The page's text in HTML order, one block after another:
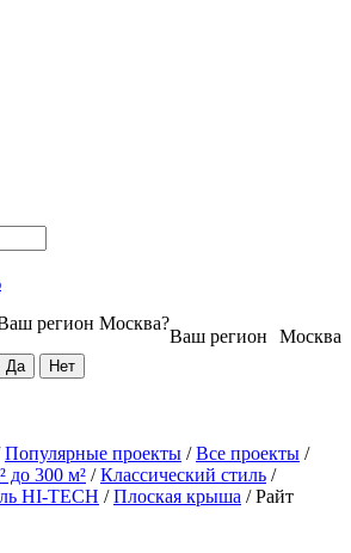
Москва
Ваш регион
регион Москва?
Популярные проекты /Все проекты /
до 300 м² /Классический стиль /
HI-TECH /Плоская крыша /Райт